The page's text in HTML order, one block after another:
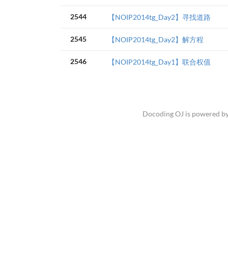
2544 【NOIP2014tg_Day2】寻找道路
2545 【NOIP2014tg_Day2】解方程
2546 【NOIP2014tg_Day1】联合权值
Docoding OJ is powered